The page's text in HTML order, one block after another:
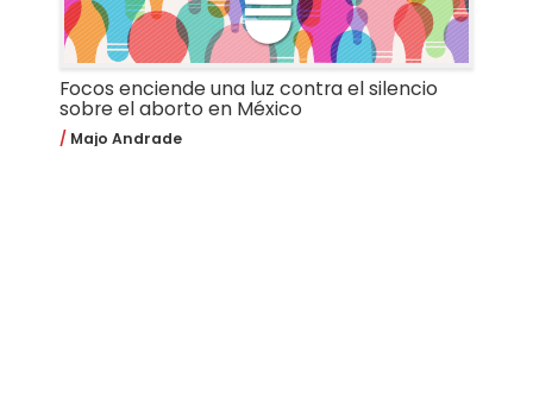
Focos enciende una luz contra el silencio
sobre el aborto en México
Majo Andrade